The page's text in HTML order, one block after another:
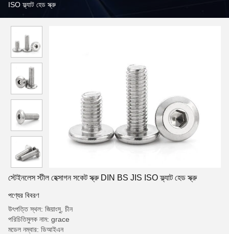
ISO ফ্ল্যাট হেড স্ক্রু
স্টেইনলেস স্টীল হেক্সাগন সকেট স্ক্রু DIN BS JIS ISO ফ্ল্যাট হেড স্ক্রু
পণ্যের বিবরণ
উৎপত্তি স্থল: জিয়াংসু, চীন
পরিচিতিমুলক নাম: grace
মডেল নম্বার: ডিআইএন